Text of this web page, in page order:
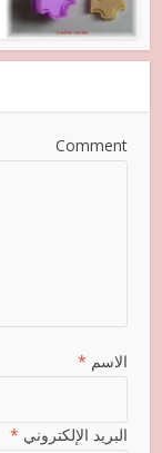
Comment
الاسم *
البريد الإلكتروني *